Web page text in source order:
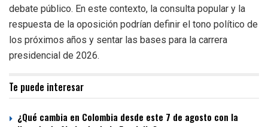
debate público. En este contexto, la consulta popular y la
respuesta de la oposición podrían definir el tono político de
los próximos años y sentar las bases para la carrera
presidencial de 2026.
Te puede interesar
¿Qué cambia en Colombia desde este 7 de agosto con la